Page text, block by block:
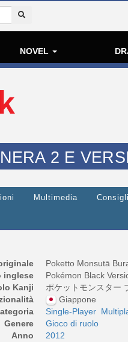
NOVEL
2 E
Multimedia Consigli
Poketto Monsutā
inglese
Pokémon Black
Kanji
ポケットモンスター
Giappone
Single-Player
Genere
Gioco di ruolo
Anno
2012